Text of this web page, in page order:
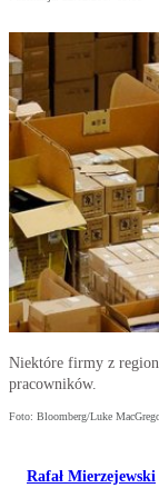
Niektóre firmy z
pracowników.
Foto: Bloomberg/Luke
Rafał Mierzejewski